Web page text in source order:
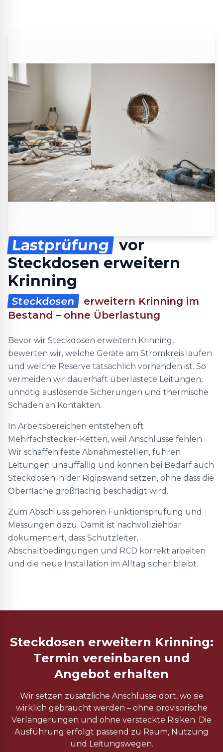
Lastprüfung vor
Steckdosen erweitern
Krinning
Steckdosen
erweitern Krinning im
Bestand – ohne Überlastung
Bevor wir Steckdosen erweitern Krinning,
bewerten wir, welche Geräte am Stromkreis laufen
und welche Reserve tatsächlich vorhanden ist. So
vermeiden wir dauerhaft überlastete Leitungen,
unnötig auslösende Sicherungen und thermische
Schäden an Kontakten.
In Arbeitsbereichen entstehen oft
Mehrfachstecker-Ketten, weil Anschlüsse fehlen.
Wir schaffen feste Abnahmestellen, führen
Leitungen unauffällig und können bei Bedarf auch
Steckdosen in der Rigipswand setzen, ohne dass die
Oberfläche großflächig beschädigt wird.
Zum Abschluss gehören Funktionsprüfung und
Messungen dazu. Damit ist nachvollziehbar
dokumentiert, dass Schutzleiter,
Abschaltbedingungen und RCD korrekt arbeiten
und die neue Installation im Alltag sicher bleibt.
Steckdosen erweitern Krinning:
Termin vereinbaren und
Angebot erhalten
Wir setzen zusätzliche Anschlüsse dort, wo sie
wirklich gebraucht werden – ohne provisorische
Verlängerungen und ohne versteckte Risiken. Die
Ausführung erfolgt passend zu Raum, Nutzung
und Leitungswegen.